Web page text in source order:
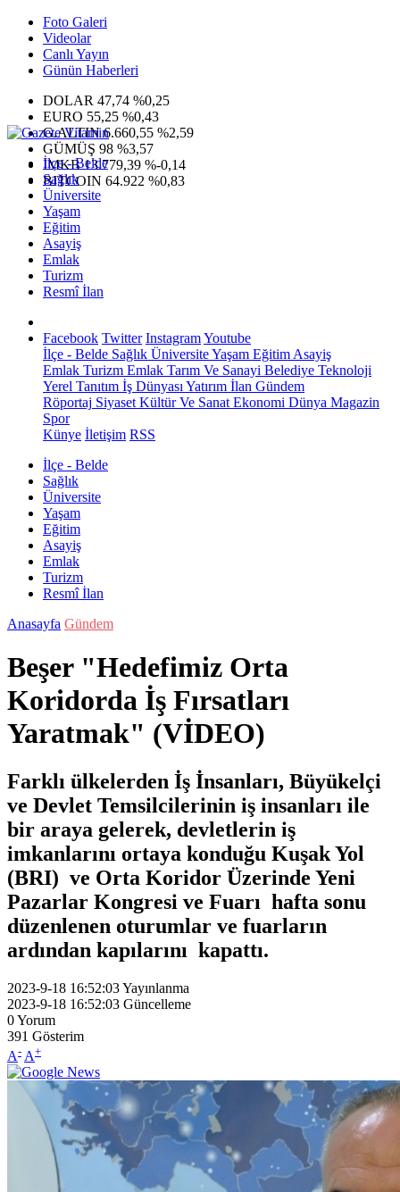
Foto Galeri
Videolar
Canlı Yayın
Günün Haberleri
DOLAR 47,74 %0,25
EURO 55,25 %0,43
G.ALTIN6.660,55 %2,59
GÜMÜŞ 98 %3,57
IMKB13.779,39 %-0,14
BITCOIN 64.922 %0,83
İlçe - Belde
Sağlık
Üniversite
Yaşam
Eğitim
Asayiş
Emlak
Turizm
Resmî İlan
Facebook Twitter InstagramYoutube
İlçe - Belde Sağlık ÜniversiteYaşam Eğitim Asayiş
Emlak Turizm Emlak Tarım Ve Sanayi Belediye Teknoloji
Yerel Tanıtım İş Dünyası Yatırım İlan Gündem
Röportaj Siyaset Kültür Ve Sanat Ekonomi Dünya Magazin
Spor
Künye İletişim RSS
İlçe - Belde
Sağlık
Üniversite
Yaşam
Eğitim
Asayiş
Emlak
Turizm
Resmî İlan
Anasayfa Gündem
Beşer "Hedefimiz Orta
Koridorda İş Fırsatları
Yaratmak" (VİDEO)
Farklı ülkelerden İş İnsanları, Büyükelçi
ve Devlet Temsilcilerinin iş insanları ile
bir araya gelerek, devletlerin iş
imkanlarını ortaya konduğu Kuşak Yol
(BRI) ve Orta Koridor Üzerinde Yeni
Pazarlar Kongresi ve Fuarı hafta sonu
düzenlenen oturumlar ve fuarların
ardından kapılarını kapattı.
2023-9-18 16:52:03Yayınlanma
2023-9-18 16:52:03 Güncelleme
0Yorum
391 Gösterim
A- A+